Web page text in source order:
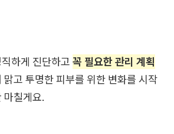
하게 진단하고 꼭 필요한 관리 계획
맑고 투명한 피부를 위한 변화를 시작
마칠게요.